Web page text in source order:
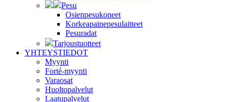
Pesu
Osienpesukoneet
Korkeapainepesulaitteet
Pesuradat
Tarjoustuotteet
YHTEYSTIEDOT
Myynti
Forté-myynti
Varaosat
Huoltopalvelut
Laatupalvelut